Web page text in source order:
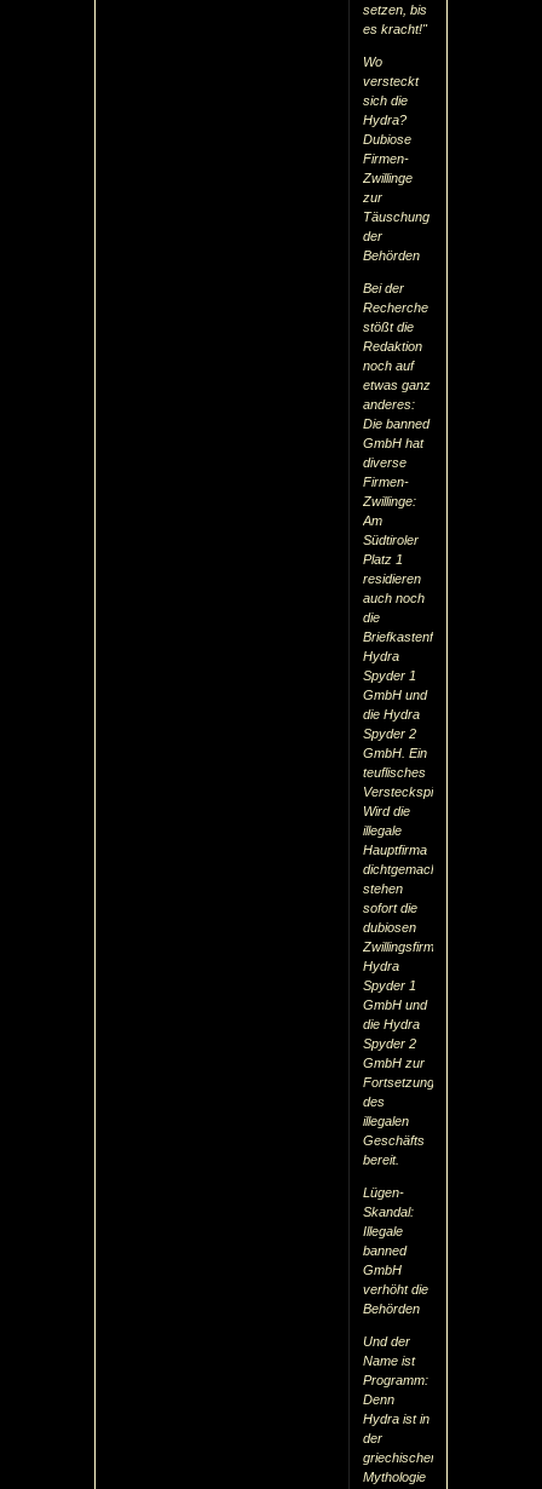
setzen, bis
es kracht!"
Wo
versteckt
sich die
Hydra?
Dubiose
Firmen-
Zwillinge
zur
Täuschung
der
Behörden
Bei der
Recherche
stößt die
Redaktion
noch auf
etwas ganz
anderes:
Die banned
GmbH hat
diverse
Firmen-
Zwillinge:
Am
Südtiroler
Platz 1
residieren
auch noch
die
Briefkastenfirma
Hydra
Spyder 1
GmbH und
die Hydra
Spyder 2
GmbH. Ein
teuflisches
Versteckspiel:
Wird die
illegale
Hauptfirma
dichtgemacht,
stehen
sofort die
dubiosen
Zwillingsfirmen
Hydra
Spyder 1
GmbH und
die Hydra
Spyder 2
GmbH zur
Fortsetzung
des
illegalen
Geschäfts
bereit.
Lügen-
Skandal:
Illegale
banned
GmbH
verhöht die
Behörden
Und der
Name ist
Programm:
Denn
Hydra ist in
der
griechischen
Mythologie